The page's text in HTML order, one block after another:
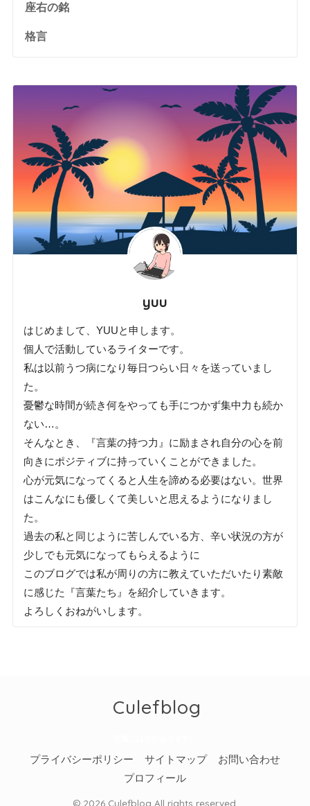
座右の銘
格言
yuu
はじめまして、YUUと申します。
個人で活動しているライターです。
私は以前うつ病になり毎日つらい日々を送っていまし
た。
憂鬱な時間が続き何をやっても手につかず集中力も続か
ない…。
そんなとき、『言葉の持つ力』に励まされ自分の心を前
向きにポジティブに持っていくことができました。
心が元気になってくると人生を諦める必要はない。世界
はこんなにも優しくて美しいと思えるようになりまし
た。
過去の私と同じように苦しんでいる方、辛い状況の方が
少しでも元気になってもらえるように
このブログでは私が周りの方に教えていただいたり素敵
に感じた『言葉たち』を紹介していきます。
よろしくおねがいします。
Culefblog
プライバシーポリシー サイトマップ
お問い合わせ
プロフィール
© 2026 Culefblog All rights reserved.